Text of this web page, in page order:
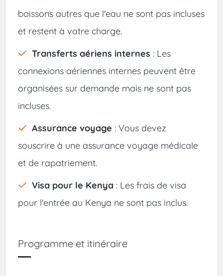
boissons autres que l'eau ne sont pas incluses
et restent à votre charge.
Transferts aériens internes : Les
connexions aériennes internes peuvent être
organisées sur demande mais ne sont pas
incluses.
Assurance voyage : Vous devez
souscrire à une assurance voyage médicale
et de rapatriement.
Visa pour le Kenya : Les frais de visa
pour l'entrée au Kenya ne sont pas inclus.
Programme et itinéraire